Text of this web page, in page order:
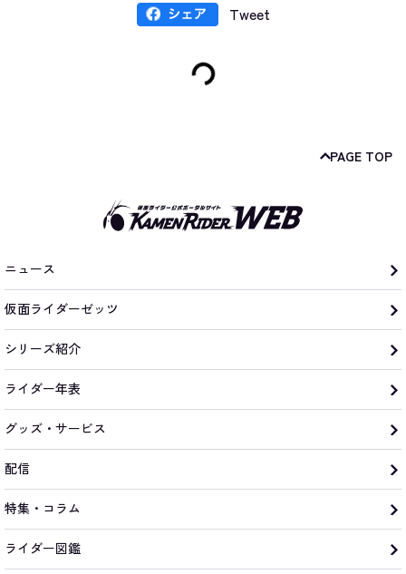
Tweet
PAGE TOP
ニュース
仮面ライダーゼッツ
シリーズ紹介
ライダー年表
グッズ・サービス
配信
特集・コラム
ライダー図鑑